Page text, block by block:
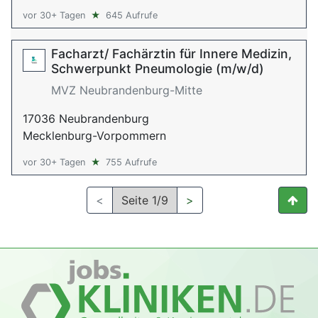
vor 30+ Tagen ★ 645 Aufrufe
Facharzt/ Fachärztin für Innere Medizin,
Schwerpunkt Pneumologie (m/w/d)
MVZ Neubrandenburg-Mitte
17036 Neubrandenburg
Mecklenburg-Vorpommern
vor 30+ Tagen ★ 755 Aufrufe
< Seite 1/9 >